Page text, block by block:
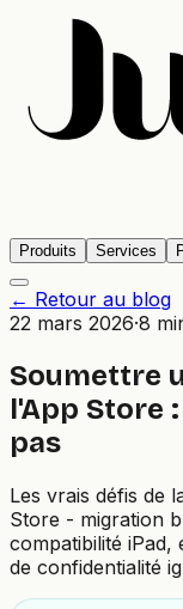
Produits Services
← Retour au blog
22 mars 2026·8
Soumettre
l'App Store
pas
Les vrais défis de
Store - migration
compatibilité iPad,
de confidentialité